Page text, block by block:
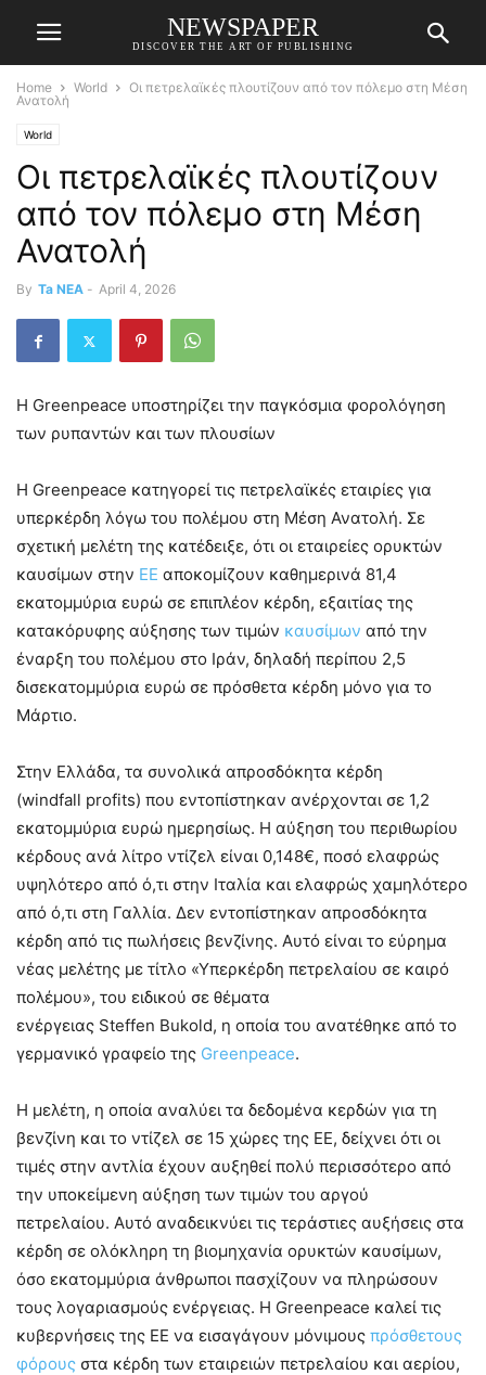
NEWSPAPER
DISCOVER THE ART OF PUBLISHING
Home World
Οι πετρελαϊκές πλουτίζουν από τον πόλεμο στη Μέση
Ανατολή
World
Οι πετρελαϊκές πλουτίζουν
από τον πόλεμο στη Μέση
Ανατολή
By Ta NEA - April 4, 2026
Η Greenpeace υποστηρίζει την παγκόσμια φορολόγηση
των ρυπαντών και των πλουσίων
Η Greenpeace κατηγορεί τις πετρελαϊκές εταιρίες για
υπερκέρδη λόγω του πολέμου στη Μέση Ανατολή. Σε
σχετική μελέτη της κατέδειξε, ότι οι εταιρείες ορυκτών
καυσίμων στην ΕΕ αποκομίζουν καθημερινά 81,4
εκατομμύρια ευρώ σε επιπλέον κέρδη, εξαιτίας της
κατακόρυφης αύξησης των τιμών καυσίμων από την
έναρξη του πολέμου στο Ιράν, δηλαδή περίπου 2,5
δισεκατομμύρια ευρώ σε πρόσθετα κέρδη μόνο για το
Μάρτιο.
Στην Ελλάδα, τα συνολικά απροσδόκητα κέρδη
(windfall profits) που εντοπίστηκαν ανέρχονται σε 1,2
εκατομμύρια ευρώ ημερησίως. Η αύξηση του περιθωρίου
κέρδους ανά λίτρο ντίζελ είναι 0,148€, ποσό ελαφρώς
υψηλότερο από ό,τι στην Ιταλία και ελαφρώς χαμηλότερο
από ό,τι στη Γαλλία. Δεν εντοπίστηκαν απροσδόκητα
κέρδη από τις πωλήσεις βενζίνης. Αυτό είναι το εύρημα
νέας μελέτης με τίτλο «Υπερκέρδη πετρελαίου σε καιρό
πολέμου», του ειδικού σε θέματα
ενέργειας Steffen Bukold, η οποία του ανατέθηκε από το
γερμανικό γραφείο της Greenpeace.
Η μελέτη, η οποία αναλύει τα δεδομένα κερδών για τη
βενζίνη και το ντίζελ σε 15 χώρες της ΕΕ, δείχνει ότι οι
τιμές στην αντλία έχουν αυξηθεί πολύ περισσότερο από
την υποκείμενη αύξηση των τιμών του αργού
πετρελαίου. Αυτό αναδεικνύει τις τεράστιες αυξήσεις στα
κέρδη σε ολόκληρη τη βιομηχανία ορυκτών καυσίμων,
όσο εκατομμύρια άνθρωποι πασχίζουν να πληρώσουν
τους λογαριασμούς ενέργειας. Η Greenpeace καλεί τις
κυβερνήσεις της ΕΕ να εισαγάγουν μόνιμους πρόσθετους
φόρους στα κέρδη των εταιρειών πετρελαίου και αερίου,